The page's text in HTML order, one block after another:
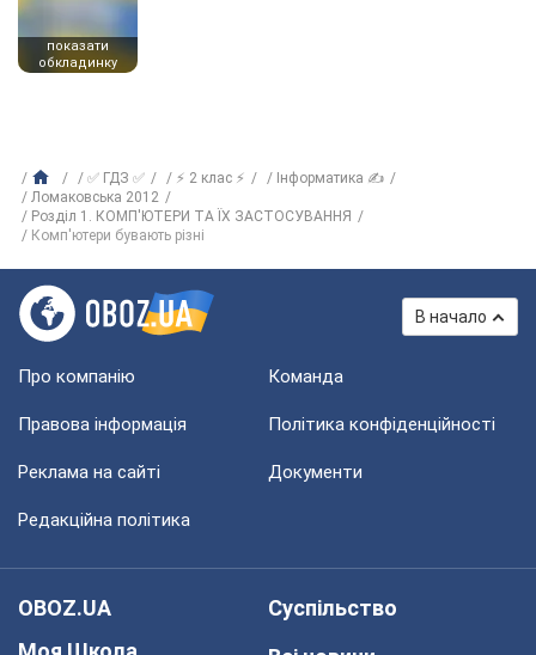
показати
обкладинку
✅ ГДЗ ✅ ⚡ 2 клас ⚡
Інформатика ✍
Ломаковська 2012
Розділ 1. КОМП'ЮТЕРИ ТА ЇХ ЗАСТОСУВАННЯ
Комп'ютери бувають різні
В начало
Про компанію Команда
Правова інформація Політика конфіденційності
Реклама на сайті Документи
Редакційна політика
OBOZ.UA
Суспільство